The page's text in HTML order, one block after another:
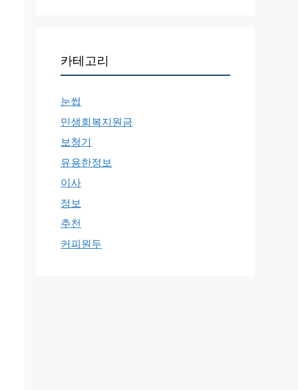
카테고리
눈썹
민생회복지원금
보청기
유용한정보
이사
정보
추천
커피원두